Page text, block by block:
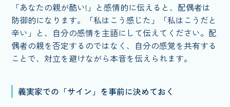
「あなたの親が酷い!」と感情的に伝えると、配偶者は
防御的になります。「私はこう感じた」「私はこうだと
辛い」と、自分の感情を主語にして伝えてください。配
偶者の親を否定するのではなく、自分の感覚を共有する
ことで、対立を避けながら本音を伝えられます。
義実家での「サイン」を事前に決めておく